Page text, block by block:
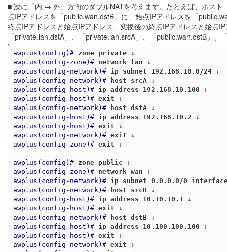
■ 次に「内 → 外」方向のダブルNATを考えます。たとえば、ホス
点IPアドレスを「public.wan.dstB」に、始点IPアドレスを「
終点IPアドレスと始点IPアドレス、変換後の終点IPアドレスと始点
「private.lan.dstA」、「private.lan.srcA」、「public.wan.dstB」、
awplus(config)# zone private ↓
awplus(config-zone)#
network lan ↓
awplus(config-network)#
ip subnet 192.168.10.0/24 ↓
awplus(config-network)#
host srcA ↓
awplus(config-host)#
ip address 192.168.10.100 ↓
awplus(config-host)# exit ↓
awplus(config-network)#
host dstA ↓
awplus(config-host)#
ip address 192.168.10.2 ↓
awplus(config-host)# exit ↓
awplus(config-network)# exit ↓
awplus(config-zone)# exit ↓
awplus(config)# zone public ↓
awplus(config-zone)#
network wan ↓
awplus(config-network)#
ip subnet 0.0.0.0/0 interface
awplus(config-network)#
host srcB ↓
awplus(config-host)#
ip address 10.10.10.1 ↓
awplus(config-host)# exit ↓
awplus(config-network)#
host dstB ↓
awplus(config-host)#
ip address 10.100.100.100 ↓
awplus(config-host)# exit ↓
awplus(config-network)# exit ↓